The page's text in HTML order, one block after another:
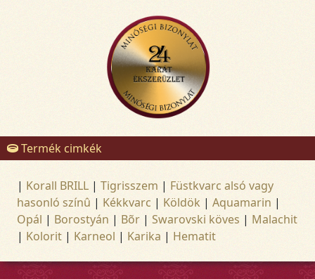
Termék cimkék
| Korall BRILL | Tigrisszem | Füstkvarc alsó vagy
hasonló színû | Kékkvarc | Köldök | Aquamarin |
Opál | Borostyán | Bõr | Swarovski köves | Malachit
| Kolorit | Karneol | Karika | Hematit